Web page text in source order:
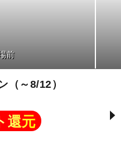
前
（～8/12）
還元